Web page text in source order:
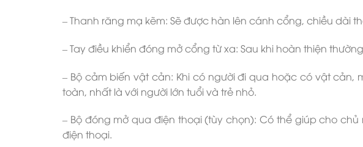
– Thanh răng mạ kẽm: Sẽ được hàn lên cánh cổng, chiều
– Tay điều khiển đóng mở cổng từ xa: Sau khi hoàn thiện
– Bộ cảm biến vật cản: Khi có người đi qua hoặc có vật
toàn, nhất là với người lớn tuổi và trẻ nhỏ.
– Bộ đóng mở qua điện thoại (tùy chọn): Có thể giúp cho
điện thoại.